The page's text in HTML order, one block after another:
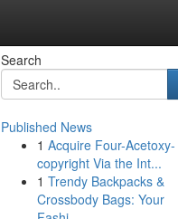
Search
Published News
1 Acquire Four-Acetoxy-
copyright Via the Int...
1 Trendy Backpacks &
Crossbody Bags: Your